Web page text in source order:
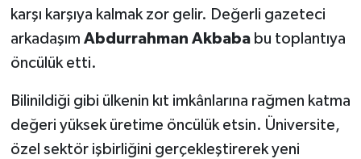
karşı karşıya kalmak zor gelir. Değerli gazeteci
arkadaşım Abdurrahman Akbababu toplantıya
öncülük etti.
Bilinildiği gibi ülkenin kıt imkânlarına rağmen katma
değeri yüksek üretime öncülük etsin. Üniversite,
özel sektör işbirliğini gerçekleştirerek yeni